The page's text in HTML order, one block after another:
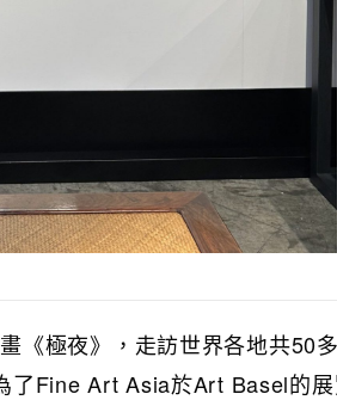
《極夜》，走訪世界各地共50
了Fine Art Asia於Art Basel的